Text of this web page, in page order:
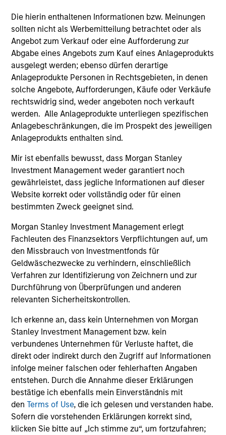
Die hierin enthaltenen Informationen bzw. Meinungen
sollten nicht als Werbemitteilung betrachtet oder als
Angebot zum Verkauf oder eine Aufforderung zur
Abgabe eines Angebots zum Kauf eines Anlageprodukts
ausgelegt werden; ebenso dürfen derartige
Anlageprodukte Personen in Rechtsgebieten, in denen
solche Angebote, Aufforderungen, Käufe oder Verkäufe
rechtswidrig sind, weder angeboten noch verkauft
werden. Alle Anlageprodukte unterliegen spezifischen
Anlagebeschränkungen, die im Prospekt des jeweiligen
Anlageprodukts enthalten sind.
Mir ist ebenfalls bewusst, dass Morgan Stanley
Investment Management weder garantiert noch
gewährleistet, dass jegliche Informationen auf dieser
Website korrekt oder vollständig oder für einen
bestimmten Zweck geeignet sind.
Morgan Stanley Investment Management erlegt
Fachleuten des Finanzsektors Verpflichtungen auf, um
den Missbrauch von Investmentfonds für
Geldwäschezwecke zu verhindern, einschließlich
Verfahren zur Identifizierung von Zeichnern und zur
Durchführung von Überprüfungen und anderen
relevanten Sicherheitskontrollen.
Ich erkenne an, dass kein Unternehmen von Morgan
Stanley Investment Management bzw. kein
verbundenes Unternehmen für Verluste haftet, die
direkt oder indirekt durch den Zugriff auf Informationen
infolge meiner falschen oder fehlerhaften Angaben
entstehen. Durch die Annahme dieser Erklärungen
bestätige ich ebenfalls mein Einverständnis mit
denTerms of Use, die ich gelesen und verstanden habe.
Sofern die vorstehenden Erklärungen korrekt sind,
klicken Sie bitte auf „Ich stimme zu“, um fortzufahren;
Offers portfolios that address the unqiue
investment, reporting and admin objectives of
Hedge Fund investors.
Equity
Emerging Markets Equity
Indian Equity Strategy
Indian equities with a quality, growth bias and
focused on domestic winners.
Asia Opportunity
Invests in high quality established and emerging
companies located in Asia (excluding Japan) that
the team believes are undervalued at the time of
investment.
Developing Opportunity
Invests in high quality companies located or
operating in developing or emerging market
countries that the team believes are undervalued
at the time of investment.
Emerging Markets Leaders Strategy